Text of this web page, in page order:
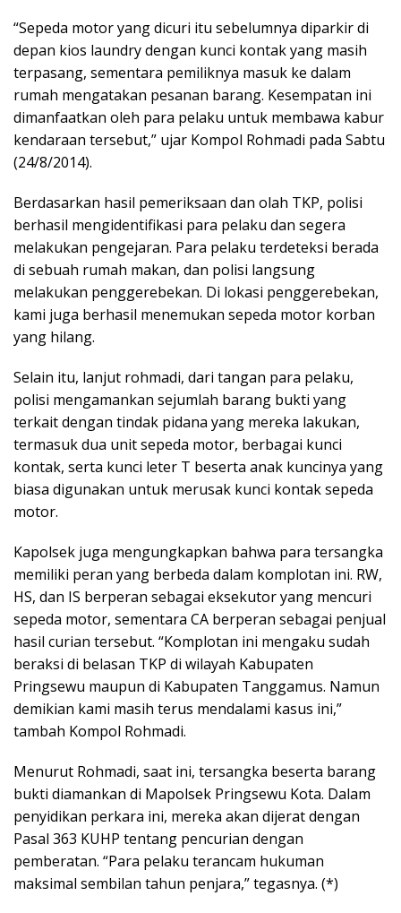
“Sepeda motor yang dicuri itu sebelumnya diparkir di
depan kios laundry dengan kunci kontak yang masih
terpasang, sementara pemiliknya masuk ke dalam
rumah mengatakan pesanan barang. Kesempatan ini
dimanfaatkan oleh para pelaku untuk membawa kabur
kendaraan tersebut,” ujar Kompol Rohmadi pada Sabtu
(24/8/2014).
Berdasarkan hasil pemeriksaan dan olah TKP, polisi
berhasil mengidentifikasi para pelaku dan segera
melakukan pengejaran. Para pelaku terdeteksi berada
di sebuah rumah makan, dan polisi langsung
melakukan penggerebekan. Di lokasi penggerebekan,
kami juga berhasil menemukan sepeda motor korban
yang hilang.
Selain itu, lanjut rohmadi, dari tangan para pelaku,
polisi mengamankan sejumlah barang bukti yang
terkait dengan tindak pidana yang mereka lakukan,
termasuk dua unit sepeda motor, berbagai kunci
kontak, serta kunci leter T beserta anak kuncinya yang
biasa digunakan untuk merusak kunci kontak sepeda
motor.
Kapolsek juga mengungkapkan bahwa para tersangka
memiliki peran yang berbeda dalam komplotan ini. RW,
HS, dan IS berperan sebagai eksekutor yang mencuri
sepeda motor, sementara CA berperan sebagai penjual
hasil curian tersebut. “Komplotan ini mengaku sudah
beraksi di belasan TKP di wilayah Kabupaten
Pringsewu maupun di Kabupaten Tanggamus. Namun
demikian kami masih terus mendalami kasus ini,”
tambah Kompol Rohmadi.
Menurut Rohmadi, saat ini, tersangka beserta barang
bukti diamankan di Mapolsek Pringsewu Kota. Dalam
penyidikan perkara ini, mereka akan dijerat dengan
Pasal 363 KUHP tentang pencurian dengan
pemberatan. “Para pelaku terancam hukuman
maksimal sembilan tahun penjara,” tegasnya. (*)